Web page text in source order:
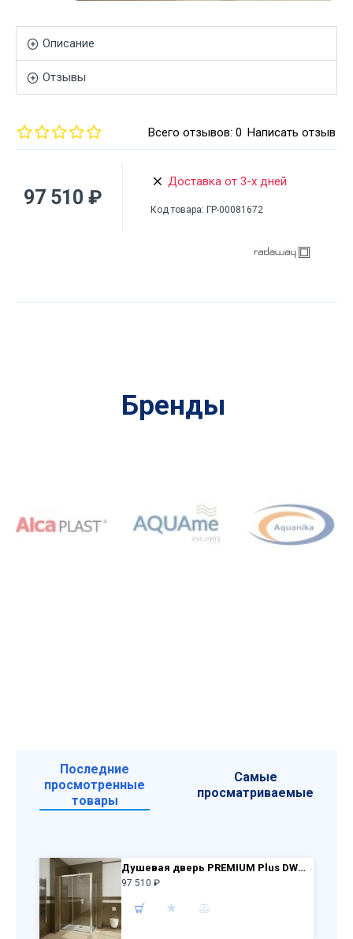
Описание
Отзывы
Всего отзывов: 0 Написать отзыв
97 510 ₽
Доставка от 3-х дней
Код товара: ГР-00081672
Бренды
Последние
просмотренные
товары
Самые
просматриваемые
Душевая дверь PREMIUM Plus DWJ 150 33343-01-01N + S 90 33403-01-01N прозр стекло
97 510 ₽